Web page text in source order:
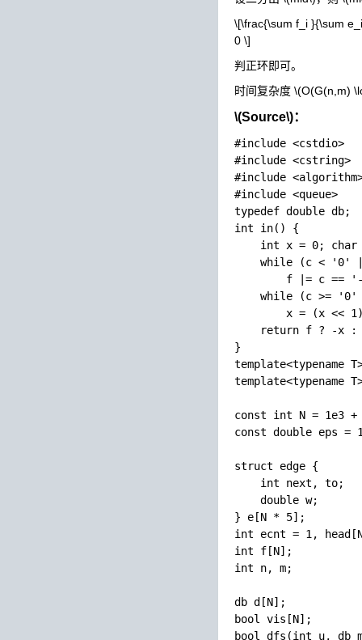
\[\frac{\sum f_i }{\sum
0 \]
判正环即可。
时间复杂度 \(O(G(n,m)
\(Source\)：
#include <cstdio>
#include <cstring>
#include
#include <queue>
typedef double db;
int in() {
int x = 0; char
while (c < '0'
f |= c ==
while (c >= '0'
x = (x <<
return f ? -x :
}
const int N = 1e3
const double eps =
struct edge {
    int next, to;
    double w;
} e[N * 5];
int ecnt = 1,
int f[N];
int n, m;
db d[N];
bool vis[N];
bool dfs(int u, db